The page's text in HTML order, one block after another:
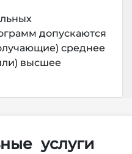
допускаются
среднее
высшее
услуги